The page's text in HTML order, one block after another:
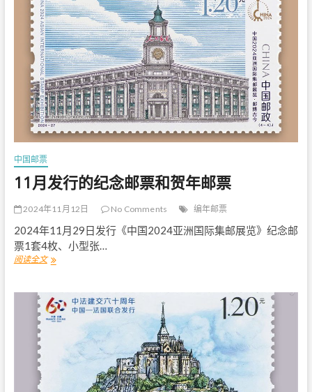
2
4
-
2
0
2
5
乙
巳
蛇
年
肖
邮
票
全
(
更
新
中
中国邮票
11月发行的纪念邮票和贺年邮票
2024年11月12日 No Comments 编年邮票
2024年11月29日发行《中国2024亚洲国际集邮展览》纪念邮
票1套4枚、小型张…
阅读全文1
发
行
的